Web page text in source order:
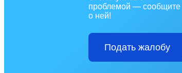
проблемой — сообщите
о ней!
Подать жалобу